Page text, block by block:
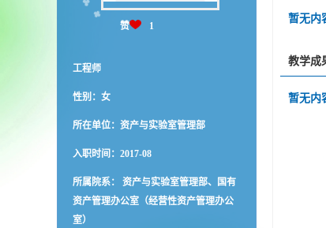
赞 1
工程师
性别：女
所在单位：资产与实验室管理部
入职时间：2017-08
所属院系： 资产与实验室管理部、国有
资产管理办公室（经营性资产管理办公
室）
暂无内
教学成
暂无内